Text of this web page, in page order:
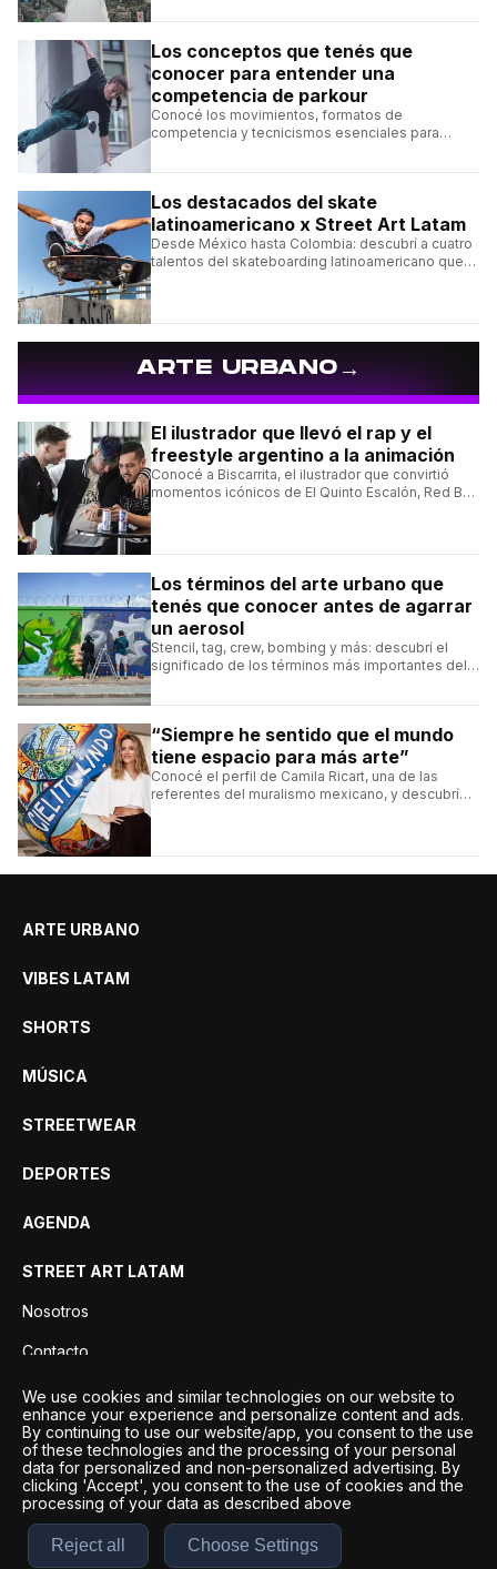
Los conceptos que tenés que
conocer para entender una
competencia de parkour
Conocé los movimientos, formatos de
competencia y tecnicismos esenciales para
Los destacados del skate
latinoamericano x Street Art Latam
Desde México hasta Colombia: descubrí a cuatro
talentos del skateboarding latinoamericano que
ARTE URBANO→
El ilustrador que llevó el rap y el
freestyle argentino a la animación
Conocé a Biscarrita, el ilustrador que convirtió
momentos icónicos de El Quinto Escalón, Red Bull
Los términos del arte urbano que
tenés que conocer antes de agarrar
un aerosol
Stencil, tag, crew, bombing y más: descubrí el
significado de los términos más importantes del
“Siempre he sentido que el mundo
tiene espacio para más arte”
Conocé el perfil de Camila Ricart, una de las
referentes del muralismo mexicano, y descubrí
ARTE URBANO
VIBES LATAM
SHORTS
MÚSICA
STREETWEAR
DEPORTES
AGENDA
STREET ART LATAM
Nosotros
Contacto
Privacidad
We use cookies and similar technologies on our website to
enhance your experience and personalize content and ads.
By continuing to use our website/app, you consent to the use
of these technologies and the processing of your personal
data for personalized and non-personalized advertising. By
clicking 'Accept', you consent to the use of cookies and the
processing of your data as described above
Reject all Choose Settings